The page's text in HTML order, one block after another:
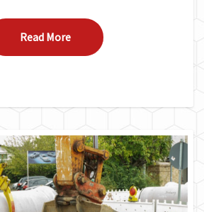
Read MoreRead More